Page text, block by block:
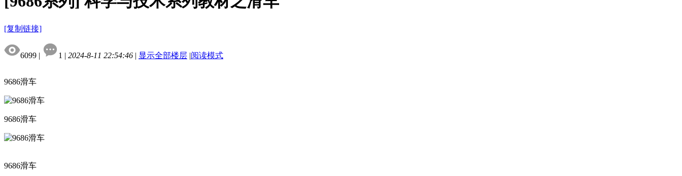
[复制链接]
6099 | 1 | 2024-8-11 22:54:46 | 显示全部楼层 |阅读模式
9686滑车
9686滑车
9686滑车